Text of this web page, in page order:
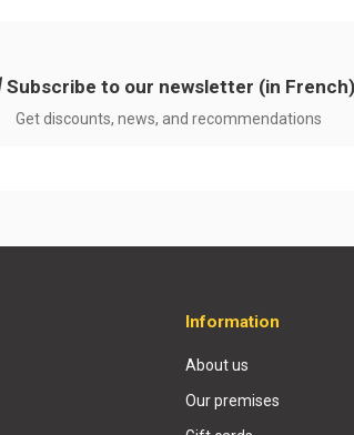
Subscribe to our newsletter (in French)
Get discounts, news, and recommendations
Information
About us
Our premises